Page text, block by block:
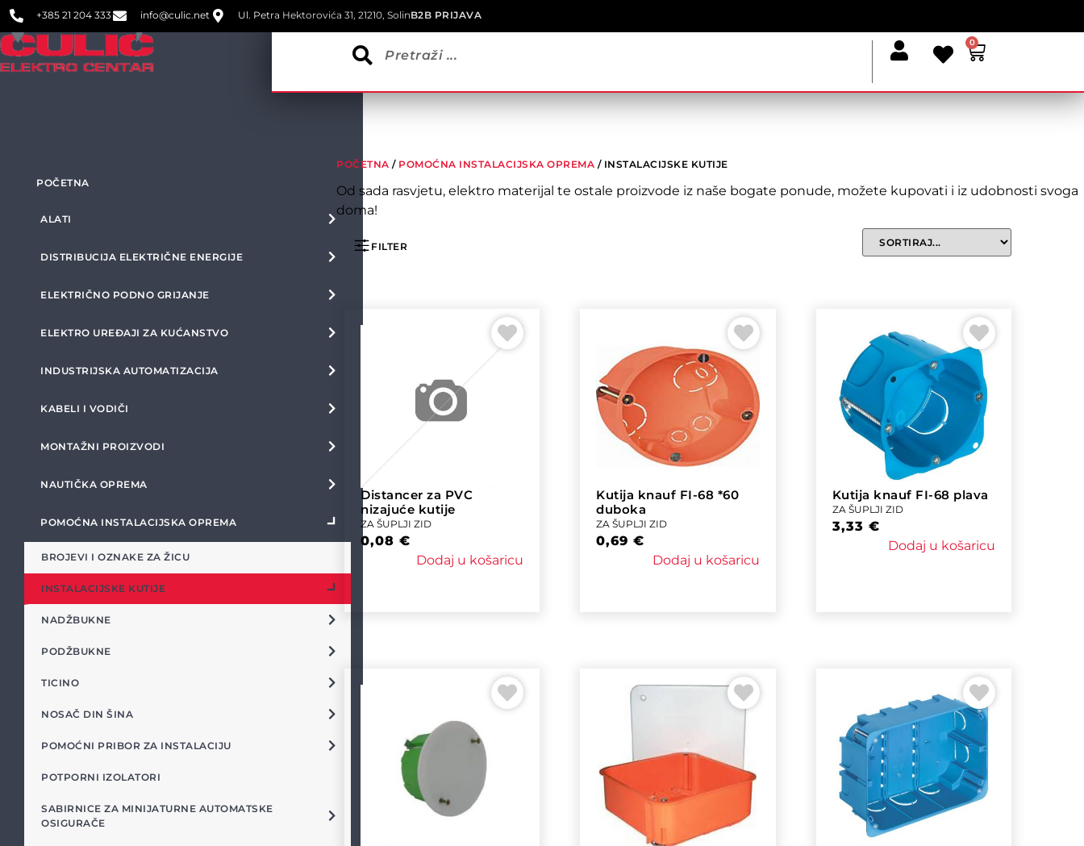
+385 21 204 333 info@culic.net Ul. Petra Hektorovića 31, 21210, SolinB2B PRIJAVA
0
POČETNA
ALATI
DISTRIBUCIJA ELEKTRIČNE ENERGIJE
ELEKTRIČNO PODNO GRIJANJE
ELEKTRO UREĐAJI ZA KUĆANSTVO
INDUSTRIJSKA AUTOMATIZACIJA
KABELI I VODIČI
MONTAŽNI PROIZVODI
NAUTIČKA OPREMA
POMOĆNA INSTALACIJSKA OPREMA
BROJEVI I OZNAKE ZA ŽICU
INSTALACIJSKE KUTIJE
NADŽBUKNE
PODŽBUKNE
TICINO
NOSAČ DIN ŠINA
POMOĆNI PRIBOR ZA INSTALACIJU
POTPORNI IZOLATORI
SABIRNICE ZA MINIJATURNE AUTOMATSKE
OSIGURAČE
POČETNA / POMOĆNA INSTALACIJSKA OPREMA / INSTALACIJSKE KUTIJE
Od sada rasvjetu, elektro materijal te ostale proizvode iz naše bogate ponude, možete kupovati i iz udobnosti svoga
doma!
FILTER
Distancer za PVC
nizajuće kutije
ZA ŠUPLJI ZID
0,08€
Dodaj u košaricu
Kutija knauf FI-68 *60
duboka
ZA ŠUPLJI ZID
0,69€
Dodaj u košaricu
Kutija knauf FI-68 plava
ZA ŠUPLJI ZID
3,33 €
Dodaj u košaricu